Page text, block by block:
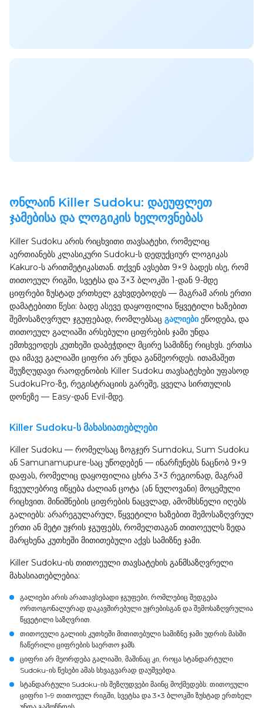
ონლაინ Killer Sudoku: დაეუფლეთ
ჯამებისა და ლოგიკის ხელოვნებას
Killer Sudoku არის რიცხვითი თავსატეხი, რომელიც
აერთიანებს კლასიკური Sudoku-ს დედუქციურ ლოგიკას
Kakuro-ს არითმეტიკასთან. თქვენ ავსებთ 9×9 ბადეს ისე, რომ
თითოეულ რიგში, სვეტსა და 3×3 ბლოკში 1-დან 9-მდე
ციფრები ზუსტად ერთხელ გვხვდებოდეს — მაგრამ არის ერთი
დამატებითი წესი: ბადე ასევე დაყოფილია წყვეტილი ხაზებით
შემოსაზღვრულ ჯგუფებად, რომლებსაც გალიები ეწოდება, და
თითოეულ გალიაში არსებული ციფრების ჯამი უნდა
ემთხვეოდეს კუთხეში დაბეჭდილ მცირე სამიზნე რიცხვს. ერთსა
და იმავე გალიაში ციფრი არ უნდა განმეორდეს. ითამაშეთ
შეუზღუდავი რაოდენობის Killer Sudoku თავსატეხები უფასოდ
SudokuPro-ზე, რეგისტრაციის გარეშე, ყველა სირთულის
დონეზე — Easy-დან Evil-მდე.
Killer Sudoku-ს მახასიათებლები
Killer Sudoku — რომელსაც ზოგჯერ Sumdoku, Sum Sudoku
ან Samunamupure-საც უწოდებენ — ინარჩუნებს ნაცნობ 9×9
დაფას, რომელიც დაყოფილია ცხრა 3×3 რეგიონად, მაგრამ
ჩვეულებრივ იწყება ძალიან ცოტა (ან ნულოვანი) მოცემული
რიცხვით. მინიშნების ციფრების ნაცვლად, ამომხსნელი იღებს
გალიებს: არარეგულარულ, წყვეტილი ხაზებით შემოსაზღვრულ
ერთი ან მეტი უჯრის ჯგუფებს, რომელთაგან თითოეულს ზედა
მარცხენა კუთხეში მითითებული აქვს სამიზნე ჯამი.
Killer Sudoku-ის თითოეული თავსატეხის განმსაზღვრელი
მახასიათებლებია:
გალიები არის არათავსებადი ჯგუფები, რომლებიც შედგება
ორთოგონალურად დაკავშირებული უჯრებისგან და შემოსაზღვრულია
წყვეტილი საზღვრით.
თითოეული გალიის კუთხეში მითითებული სამიზნე ჯამი უდრის მასში
ჩაწერილი ციფრების საერთო ჯამს.
ციფრი არ მეორდება გალიაში, მაშინაც კი, როცა სტანდარტული
Sudoku-ის წესები ამას სხვაგვარად დაუშვებდა.
სტანდარტული Sudoku-ის შეზღუდვები მაინც მოქმედებს: თითოეული
ციფრი 1–9 თითოეულ რიგში, სვეტსა და 3×3 ბლოკში ზუსტად ერთხელ